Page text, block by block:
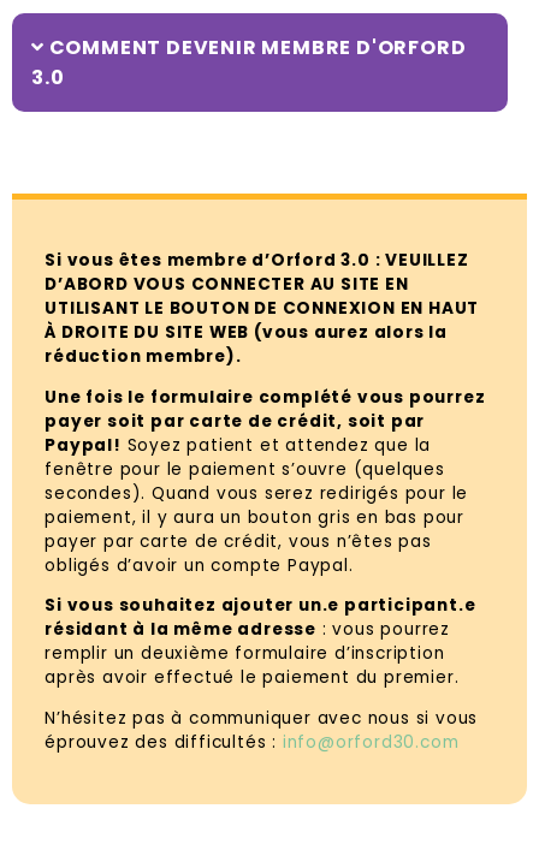
COMMENT DEVENIR MEMBRE D'ORFORD
3.0
Si vous êtes membre d’Orford 3.0 : VEUILLEZ
D’ABORD VOUS CONNECTER AU SITE EN
UTILISANT LE BOUTON DE CONNEXION EN HAUT
À DROITE DU SITE WEB (vous aurez alors la
réduction membre).
Une fois le formulaire complété vous pourrez
payer soit par carte de crédit, soit par
Paypal! Soyez patient et attendez que la
fenêtre pour le paiement s’ouvre (quelques
secondes). Quand vous serez redirigés pour le
paiement, il y aura un bouton gris en bas pour
payer par carte de crédit, vous n’êtes pas
obligés d’avoir un compte Paypal.
Si vous souhaitez ajouter un.e participant.e
résidant à la même adresse : vous pourrez
remplir un deuxième formulaire d’inscription
après avoir effectué le paiement du premier.
N’hésitez pas à communiquer avec nous si vous
éprouvez des difficultés : info@orford30.com